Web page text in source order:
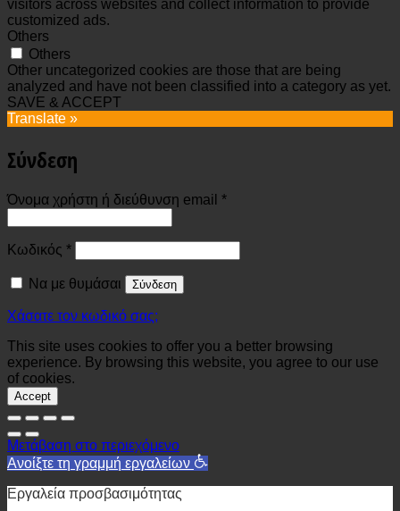
visitors across websites and collect information to provide
customized ads.
Others
Others
Other uncategorized cookies are those that are being
analyzed and have not been classified into a category as yet.
SAVE & ACCEPT
Translate »
Σύνδεση
Όνομα χρήστη ή διεύθυνση email *Απαιτείται
Κωδικός *Απαιτείται
Να με θυμάσαι Σύνδεση
Χάσατε τον κωδικό σας;
This site uses cookies to offer you a better browsing
experience. By browsing this website, you agree to our use
of cookies.
Accept
Μετάβαση στο περιεχόμενο
Ανοίξτε τη γραμμή εργαλείων
Εργαλεία προσβασιμότητας